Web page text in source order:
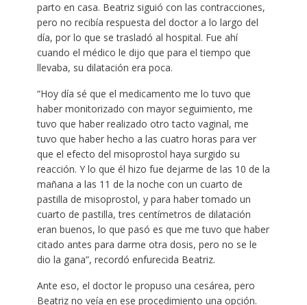
parto en casa. Beatriz siguió con las contracciones,
pero no recibía respuesta del doctor a lo largo del
día, por lo que se trasladó al hospital. Fue ahí
cuando el médico le dijo que para el tiempo que
llevaba, su dilatación era poca.
“Hoy día sé que el medicamento me lo tuvo que
haber monitorizado con mayor seguimiento, me
tuvo que haber realizado otro tacto vaginal, me
tuvo que haber hecho a las cuatro horas para ver
que el efecto del misoprostol haya surgido su
reacción. Y lo que él hizo fue dejarme de las 10 de la
mañana a las 11 de la noche con un cuarto de
pastilla de misoprostol, y para haber tomado un
cuarto de pastilla, tres centímetros de dilatación
eran buenos, lo que pasó es que me tuvo que haber
citado antes para darme otra dosis, pero no se le
dio la gana”, recordó enfurecida Beatriz.
Ante eso, el doctor le propuso una cesárea, pero
Beatriz no veía en ese procedimiento una opción.